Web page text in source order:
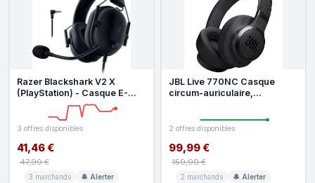
Razer Blackshark V2 X
(PlayStation) - Casque E-
Sports Filaire pour Console
3 offres disponibles
41,46 €
47,99 €
3 marchands 🔔 Alerter
JBL Live 770NC Casque
circum-auriculaire,
2 offres disponibles
99,99 €
159,99 €
2 marchands 🔔 Alerter